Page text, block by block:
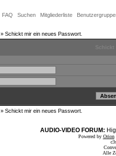
FAQ Suchen Mitgliederliste
» Schickt mir ein neues Passwort.
» Schickt mir ein neues Passwort.
AUDIO-VIDEO FORUM:
Powered by Orion
Alle